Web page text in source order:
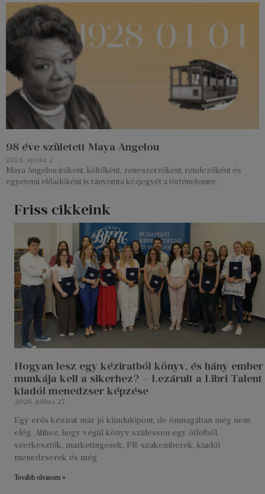
98 éve született Maya Angelou
2026. április 2.
Maya Angelou íróként, költőként, zeneszerzőként, rendezőként és
egyetemi előadóként is rányomta kézjegyét a történelemre.
Friss cikkeink
Hogyan lesz egy kéziratból könyv, és hány ember
munkája kell a sikerhez? – Lezárult a Libri Talent
kiadói menedzser képzése
2026. július 27.
Egy erős kézirat már jó kiindulópont, de önmagában még nem
elég. Ahhoz, hogy végül könyv szülessen egy ötletből,
szerkesztők, marketingesek, PR-szakemberek, kiadói
menedzserek és még
Tovább olvasom »